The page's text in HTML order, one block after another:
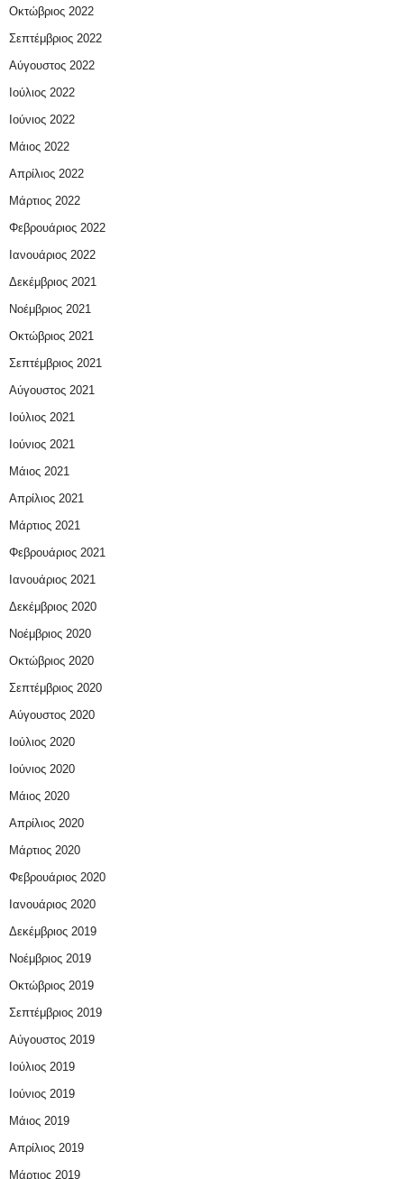
Οκτώβριος 2022
Σεπτέμβριος 2022
Αύγουστος 2022
Ιούλιος 2022
Ιούνιος 2022
Μάιος 2022
Απρίλιος 2022
Μάρτιος 2022
Φεβρουάριος 2022
Ιανουάριος 2022
Δεκέμβριος 2021
Νοέμβριος 2021
Οκτώβριος 2021
Σεπτέμβριος 2021
Αύγουστος 2021
Ιούλιος 2021
Ιούνιος 2021
Μάιος 2021
Απρίλιος 2021
Μάρτιος 2021
Φεβρουάριος 2021
Ιανουάριος 2021
Δεκέμβριος 2020
Νοέμβριος 2020
Οκτώβριος 2020
Σεπτέμβριος 2020
Αύγουστος 2020
Ιούλιος 2020
Ιούνιος 2020
Μάιος 2020
Απρίλιος 2020
Μάρτιος 2020
Φεβρουάριος 2020
Ιανουάριος 2020
Δεκέμβριος 2019
Νοέμβριος 2019
Οκτώβριος 2019
Σεπτέμβριος 2019
Αύγουστος 2019
Ιούλιος 2019
Ιούνιος 2019
Μάιος 2019
Απρίλιος 2019
Μάρτιος 2019